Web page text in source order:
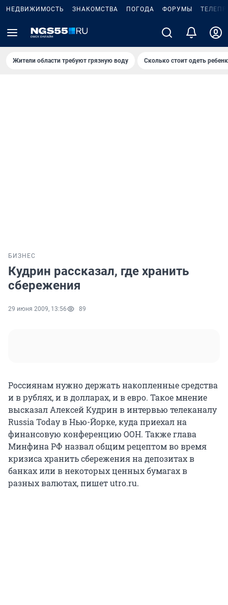
НЕДВИЖИМОСТЬ ЗНАКОМСТВА ПОГОДА ФОРУМЫ
Жители области требуют грязную воду Сколько стоит одеть
БИЗНЕС
Кудрин рассказал, где хранить
сбережения
29 июня 2009, 13:56 89
Россиянам нужно держать накопленные средства
и в рублях, и в долларах, и в евро. Такое мнение
высказал Алексей Кудрин в интервью телеканалу
Russia Today в Нью-Йорке, куда приехал на
финансовую конференцию ООН. Также глава
Минфина РФ назвал общим рецептом во время
кризиса хранить сбережения на депозитах в
банках или в некоторых ценных бумагах в
разных валютах, пишет utro.ru.